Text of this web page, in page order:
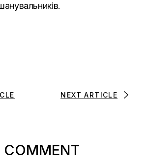
NEXT ARTICLE
COMMENT